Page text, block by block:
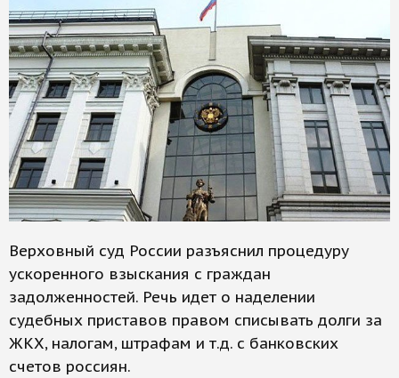
Верховный суд России разъяснил процедуру
ускоренного взыскания с граждан
задолженностей. Речь идет о наделении
судебных приставов правом списывать долги за
ЖКХ, налогам, штрафам и т.д. с банковских
счетов россиян.